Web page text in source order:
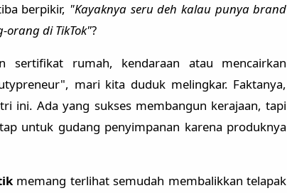
berpikir, "Kayaknya seru deh kalau punya brand
orang di TikTok"?
sertifikat rumah, kendaraan atau mencairkan
mari kita duduk melingkar. Faktanya,
ini. Ada yang sukses membangun kerajaan, tapi
untuk gudang penyimpanan karena produknya
memang terlihat semudah membalikkan telapak